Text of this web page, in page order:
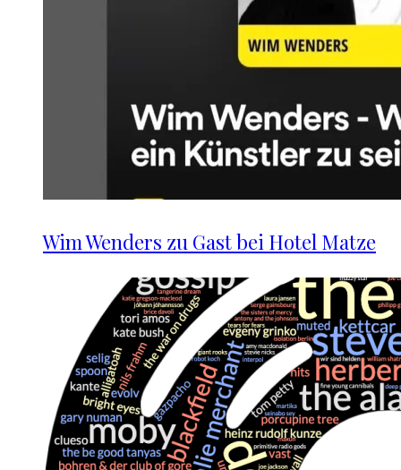
Wim Wenders zu Gast bei Hotel Matze